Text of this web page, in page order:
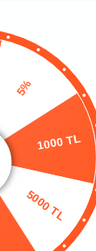
BENZER
5%
1000 TL
5000 TL